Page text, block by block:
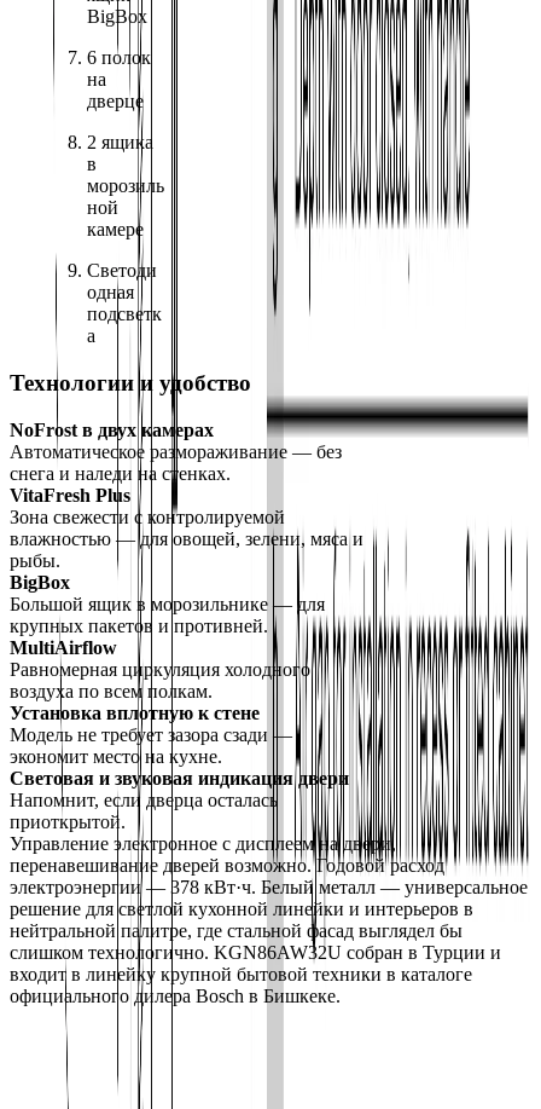
BigBox
6 полок
на
дверце
2 ящика
в
морозиль
ной
камере
Светоди
одная
подсветк
а
Технологии и удобство
NoFrost в двух камерах
Автоматическое размораживание — без
снега и наледи на стенках.
VitaFresh Plus
Зона свежести с контролируемой
влажностью — для овощей, зелени, мяса и
рыбы.
BigBox
Большой ящик в морозильнике — для
крупных пакетов и противней.
MultiAirflow
Равномерная циркуляция холодного
воздуха по всем полкам.
Установка вплотную к стене
Модель не требует зазора сзади —
экономит место на кухне.
Световая и звуковая индикация двери
Напомнит, если дверца осталась
приоткрытой.
Управление электронное с дисплеем на двери,
перенавешивание дверей возможно. Годовой расход
электроэнергии — 378 кВт·ч. Белый металл — универсальное
решение для светлой кухонной линейки и интерьеров в
нейтральной палитре, где стальной фасад выглядел бы
слишком технологично. KGN86AW32U собран в Турции и
входит в линейку крупной бытовой техники в каталоге
официального дилера Bosch в Бишкеке.
О компании
Официальный дилер бытовой техники Bosch в Кыргызстане с
1998 года. Гарантия качества и профессиональный сервис.